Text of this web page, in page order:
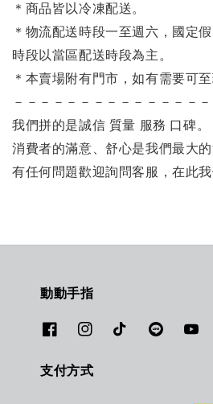
＊商品皆以冷凍配送。
＊物流配送時段一至週六，國定
時段以當區配送時段為主。
＊本賣場附有門市，如有需要可至
－－－－－－－－－－－－－－
我們拼的是誠信 質量 服務 口碑。
消費者的滿意、舒心是我們最大的
有任何問題歡迎詢問客服，在此
動動手指
支付方式